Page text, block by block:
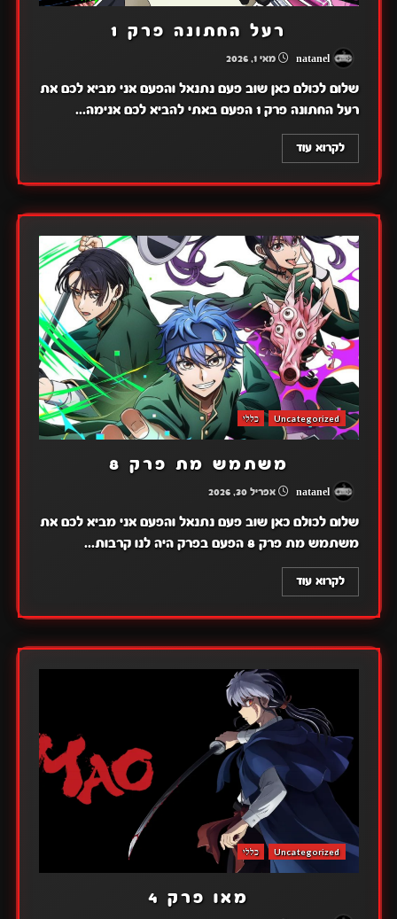
רעל החתונה פרק 1
מאי 1, 2026
שלום לכולם כאן שוב פעם נתנאל והפעם אני מביא לכם את
רעל החתונה פרק 1 הפעם באתי להביא לכם אנימה...
לקרוא עוד
Uncategorized כללי
משתמש מת פרק 8
אפריל 30, 2026
שלום לכולם כאן שוב פעם נתנאל והפעם אני מביא לכם את
משתמש מת פרק 8 הפעם בפרק היה לנו קרבות...
לקרוא עוד
Uncategorized כללי
מאו פרק 4